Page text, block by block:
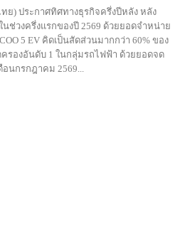
ทย) ประกาศทิศทางธุรกิจครึ่งปีหลัง หลัง
นช่วงครึ่งแรกของปี 2569 ด้วยยอดจำหน่าย
5 EV คิดเป็นสัดส่วนมากกว่า 60% ของ
รองอันดับ 1 ในกลุ่มรถไฟฟ้า ด้วยยอดจด
อนกรกฎาคม 2569...